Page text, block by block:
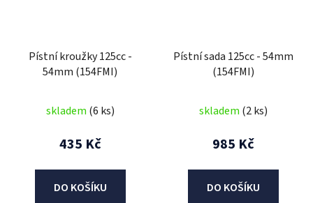
Pístní kroužky 125cc -
54mm (154FMI)
skladem (6 ks)
435 Kč
DO KOŠÍKU
Pístní sada 125cc - 54mm
(154FMI)
skladem (2 ks)
985 Kč
DO KOŠÍKU